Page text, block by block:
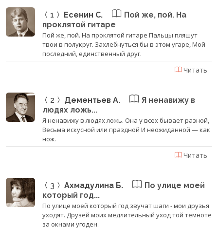
1 Есенин С.
Пой же, пой. На
проклятой гитаре
Пой же, пой. На проклятой гитаре Пальцы пляшут
твои в полукруг. Захлебнуться бы в этом угаре, Мой
последний, единственный друг.
Читать
2 Дементьев А.
Я ненавижу в
людях ложь...
Я ненавижу в людях ложь. Она у всех бывает разной,
Весьма искусной или праздной И неожиданной — как
нож.
Читать
3 Ахмадулина Б.
По улице моей
который год...
По улице моей который год звучат шаги - мои друзья
уходят. Друзей моих медлительный уход той темноте
за окнами угоден.